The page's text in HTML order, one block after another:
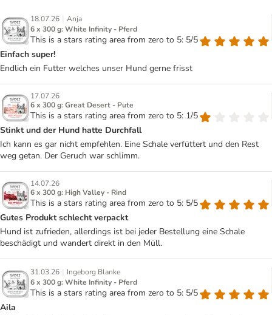
18.07.26 | Anja
6 x 300 g: White Infinity - Pferd
This is a stars rating area from zero to 5: 5/5
Einfach super!
Endlich ein Futter welches unser Hund gerne frisst
17.07.26
6 x 300 g: Great Desert - Pute
This is a stars rating area from zero to 5: 1/5
Stinkt und der Hund hatte Durchfall
Ich kann es gar nicht empfehlen. Eine Schale verfüttert und den Rest
weg getan. Der Geruch war schlimm.
14.07.26
6 x 300 g: High Valley - Rind
This is a stars rating area from zero to 5: 5/5
Gutes Produkt schlecht verpackt
Hund ist zufrieden, allerdings ist bei jeder Bestellung eine Schale
beschädigt und wandert direkt in den Müll.
31.03.26 | Ingeborg Blanke
6 x 300 g: White Infinity - Pferd
This is a stars rating area from zero to 5: 5/5
Aila